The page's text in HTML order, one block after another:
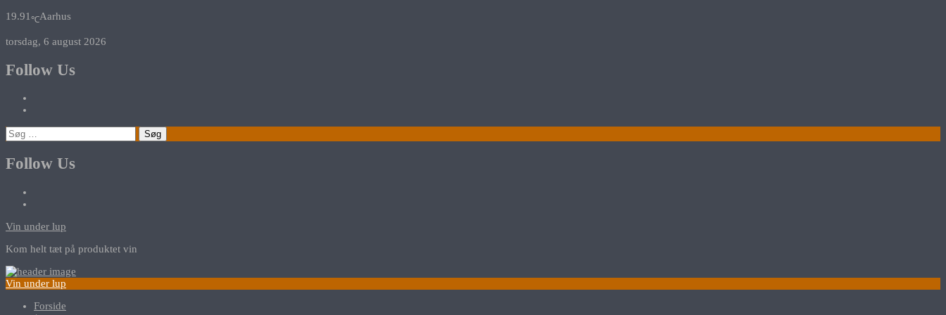
19.91 ℃Aarhus
torsdag, 6 august 2026
Follow Us
Søg
efter:
Follow Us
Vin under lup
Kom helt tæt på produktet vin
Vin under lup
Forside